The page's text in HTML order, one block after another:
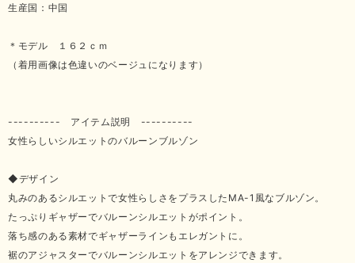
生産国：中国
＊モデル １６２ｃｍ
（着用画像は色違いのベージュになります）
---------- アイテム説明 ----------
女性らしいシルエットのバルーンブルゾン
◆デザイン
丸みのあるシルエットで女性らしさをプラスしたMA-1風なブルゾン。
たっぷりギャザーでバルーンシルエットがポイント。
落ち感のある素材でギャザーラインもエレガントに。
裾のアジャスターでバルーンシルエットをアレンジできます。